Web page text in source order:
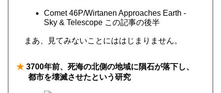
Comet 46P/Wirtanen Approaches Earth -
Sky & Telescope この記事の後半
まあ、見てみないことにははじまりません。
★ 3700年前、死海の北側の地域に隕石が落下し、
都市を壊滅させたという研究